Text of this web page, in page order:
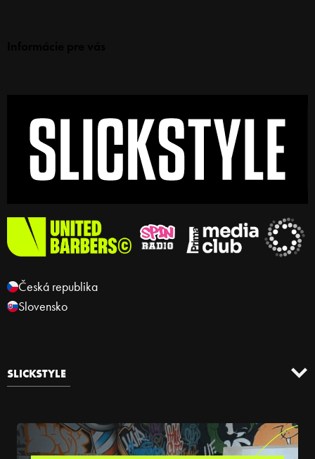
Česká republika
Slovensko
SLICKSTYLE